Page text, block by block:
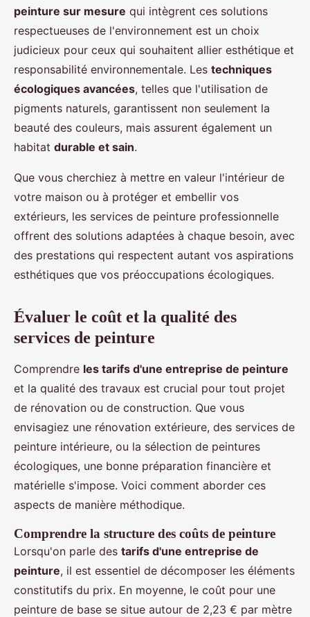
peinture sur mesure qui intègrent ces solutions
respectueuses de l'environnement est un choix
judicieux pour ceux qui souhaitent allier esthétique et
responsabilité environnementale. Les techniques
écologiques avancées, telles que l'utilisation de
pigments naturels, garantissent non seulement la
beauté des couleurs, mais assurent également un
habitat durable et sain.
Que vous cherchiez à mettre en valeur l'intérieur de
votre maison ou à protéger et embellir vos
extérieurs, les services de peinture professionnelle
offrent des solutions adaptées à chaque besoin, avec
des prestations qui respectent autant vos aspirations
esthétiques que vos préoccupations écologiques.
Évaluer le coût et la qualité des
services de peinture
Comprendre les tarifs d'une entreprise de peinture
et la qualité des travaux est crucial pour tout projet
de rénovation ou de construction. Que vous
envisagiez une rénovation extérieure, des services de
peinture intérieure, ou la sélection de peintures
écologiques, une bonne préparation financière et
matérielle s'impose. Voici comment aborder ces
aspects de manière méthodique.
Comprendre la structure des coûts de peinture
Lorsqu'on parle des tarifs d'une entreprise de
peinture, il est essentiel de décomposer les éléments
constitutifs du prix. En moyenne, le coût pour une
peinture de base se situe autour de 2,23 € par mètre